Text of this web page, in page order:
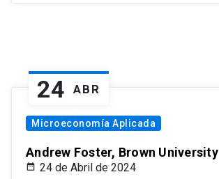
24 ABR
Microeconomía Aplicada
Andrew Foster, Brown University
24 de Abril de 2024